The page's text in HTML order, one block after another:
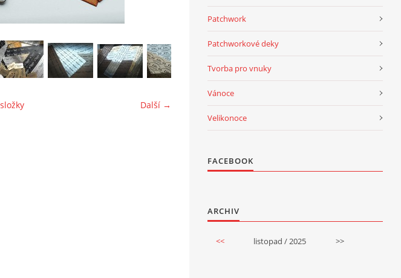
Další →
Patchwork
Patchworkové deky
Tvorba pro vnuky
Vánoce
Velikonoce
FACEBOOK
ARCHIV
<< listopad / 2025 >>